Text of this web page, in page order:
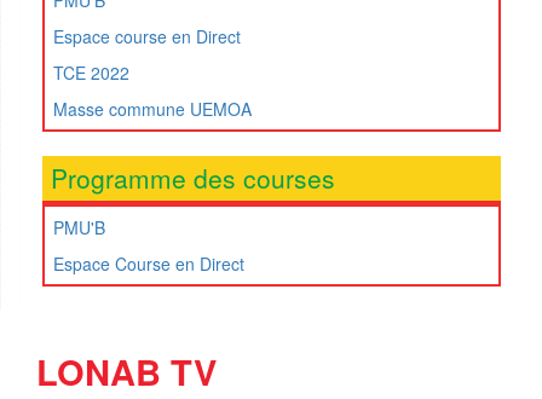
Espace course en Direct
TCE 2022
Masse commune UEMOA
Programme des courses
PMU'B
Espace Course en Direct
LONAB TV